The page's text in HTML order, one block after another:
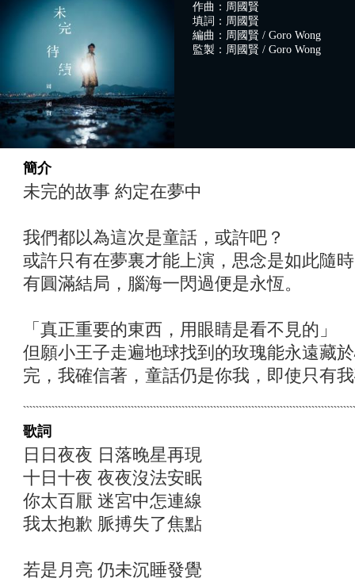
作曲：周國賢
填詞：周國賢
編曲：周國賢 / Goro Wong
監製：周國賢 / Goro Wong
簡介
未完的故事 約定在夢中
我們都以為這次是童話，或許吧？
或許只有在夢裏才能上演，思念是如此隨
有圓滿結局，腦海一閃過便是永恆。
「真正重要的東西，用眼睛是看不見的」
但願小王子走遍地球找到的玫瑰能永遠藏
完，我確信著，童話仍是你我，即使只有
歌詞
日日夜夜 日落晚星再現
十日十夜 夜夜沒法安眠
你太百厭 迷宮中怎連線
我太抱歉 脈搏失了焦點
若是月亮 仍未沉睡發覺